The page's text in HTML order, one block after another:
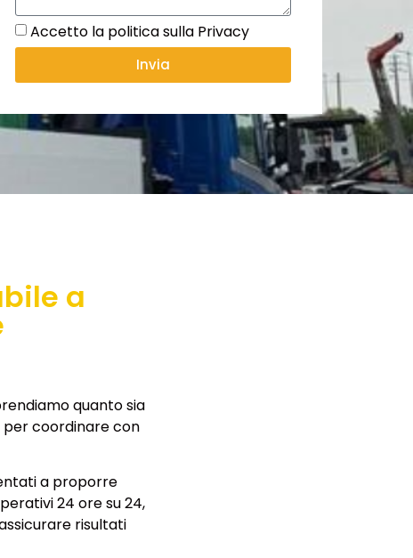
Accetto la politica sulla Privacy
Invia
a
quanto sia
coordinare con
a proporre
24 ore su 24,
risultati